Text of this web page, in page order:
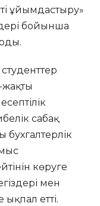
ұйымдастыру»
бойынша
жақты
сабақ
көруге
мен
ықпал етті.